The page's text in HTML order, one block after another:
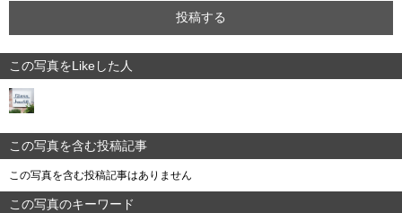
この写真をLikeした人
この写真を含む投稿記事
この写真を含む投稿記事はありません
この写真のキーワード